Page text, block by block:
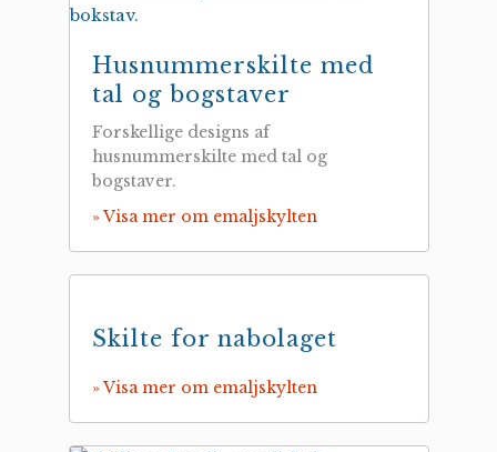
Husnummerskilte med
tal og bogstaver
Forskellige designs af
husnummerskilte med tal og
bogstaver.
» Visa mer om emaljskylten
Skilte for nabolaget
» Visa mer om emaljskylten